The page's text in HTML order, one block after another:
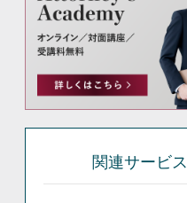
関連サービス